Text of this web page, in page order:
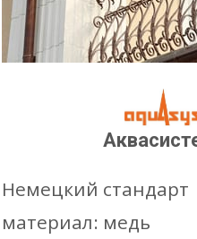
Немецкий стандарт
материал: медь